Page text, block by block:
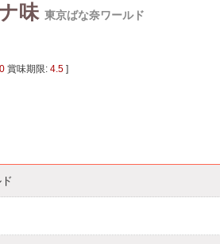
味 東京ばな奈ワールド
賞味期限: 4.5]